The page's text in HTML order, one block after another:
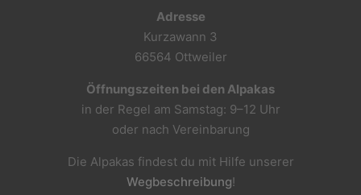
Adresse
Kurzawann 3
66564 Ottweiler
Öffnungszeiten bei den Alpakas
in der Regel am Samstag: 9–12 Uhr
oder nach Vereinbarung
Die Alpakas findest du mit Hilfe unserer
Wegbeschreibung!